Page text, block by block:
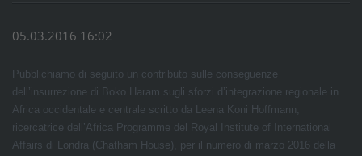
05.03.2016 16:02
Pubblichiamo di seguito un contributo sulle conseguenze
dell’insurrezione di Boko Haram sugli sforzi d’integrazione regionale in
Africa occidentale e centrale scritto da Leena Koni Hoffmann,
ricercatrice dell’Africa Programme del Royal Institute of International
Affairs di Londra (Chatham House), per il numero di marzo 2016 della